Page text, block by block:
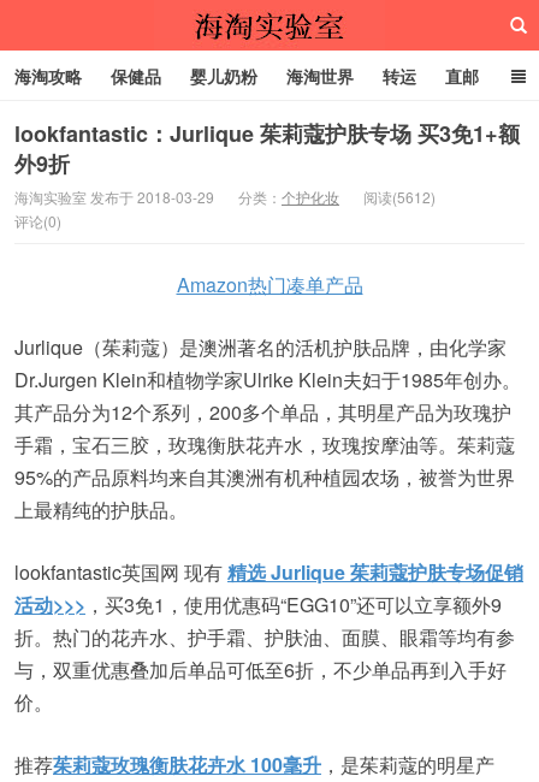
海淘实验室
海淘攻略 保健品 婴儿奶粉 海淘世界 转运 直邮
代购服务
lookfantastic：Jurlique 茱莉蔻护肤专场 买3免1+额
外9折
海淘实验室 发布于 2018-03-29 分类： 个护化妆
阅读(5612)
评论(0)
Amazon热门凑单产品
Jurlique（茱莉蔻）是澳洲著名的活机护肤品牌，由化学家
Dr.Jurgen Klein和植物学家Ulrike Klein夫妇于1985年创办。
其产品分为12个系列，200多个单品，其明星产品为玫瑰护
手霜，宝石三胶，玫瑰衡肤花卉水，玫瑰按摩油等。茱莉蔻
95%的产品原料均来自其澳洲有机种植园农场，被誉为世界
上最精纯的护肤品。
lookfantastic英国网 现有精选 Jurlique 茱莉蔻护肤专场促销
活动>>> ，买3免1，使用优惠码“EGG10”还可以立享额外9
折。热门的花卉水、护手霜、护肤油、面膜、眼霜等均有参
与，双重优惠叠加后单品可低至6折，不少单品再到入手好
价。
推荐茱莉蔻玫瑰衡肤花卉水 100毫升 ，是茱莉蔻的明星产